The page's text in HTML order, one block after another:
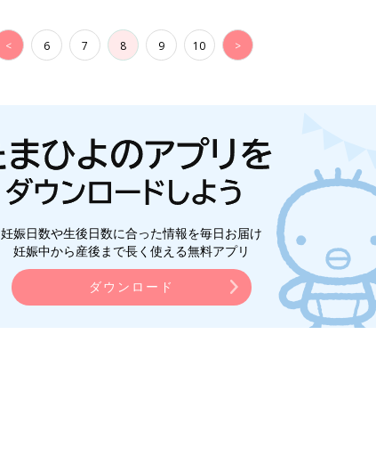
< 6 7 8 9 10 >
妊娠日数や生後日数に合った情報を毎日お届け
妊娠中から産後まで長く使える無料アプリ
ダウンロード